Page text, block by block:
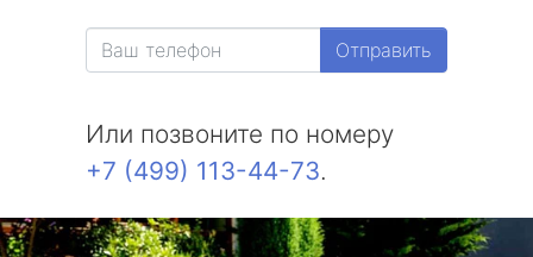
Отправить
Или позвоните по номеру
+7 (499) 113-44-73.